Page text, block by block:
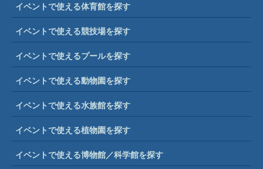
イベントで使える体育館を探す
イベントで使える競技場を探す
イベントで使えるプールを探す
イベントで使える動物園を探す
イベントで使える水族館を探す
イベントで使える植物園を探す
イベントで使える博物館／科学館を探す